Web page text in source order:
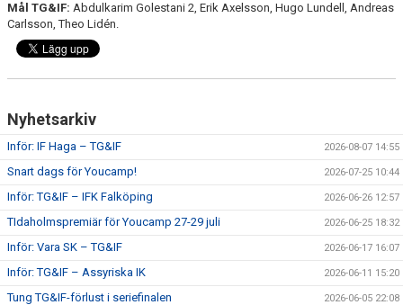
Mål TG&IF: Abdulkarim Golestani 2, Erik Axelsson, Hugo Lundell, Andreas
Carlsson, Theo Lidén.
Nyhetsarkiv
Inför: IF Haga – TG&IF 2026-08-07 14:55
Snart dags för Youcamp! 2026-07-25 10:44
Inför: TG&IF – IFK Falköping 2026-06-26 12:57
TIdaholmspremiär för Youcamp 27-29 juli 2026-06-25 18:32
Inför: Vara SK – TG&IF 2026-06-17 16:07
Inför: TG&IF – Assyriska IK 2026-06-11 15:20
Tung TG&IF-förlust i seriefinalen 2026-06-05 22:08